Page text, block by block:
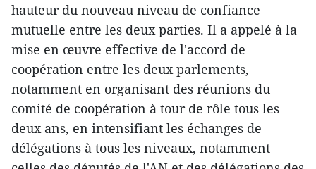
hauteur du nouveau niveau de confiance
mutuelle entre les deux parties. Il a appelé à la
mise en œuvre effective de l'accord de
coopération entre les deux parlements,
notamment en organisant des réunions du
comité de coopération à tour de rôle tous les
deux ans, en intensifiant les échanges de
délégations à tous les niveaux, notamment